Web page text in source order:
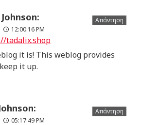
12:00:16 PM
tadalix.shop
Απάντηση
it is! This weblog provides
it up.
05:17:49 PM
Απάντηση